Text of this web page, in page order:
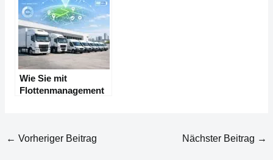
Wie Sie mit
Flottenmanagement
← Vorheriger Beitrag Nächster Beitrag →